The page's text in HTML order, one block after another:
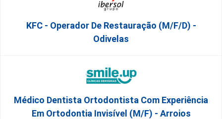
KFC - Operador De Restauração (m/f/d) -
Odivelas
Médico Dentista Ortodontista Com Experiência
Em Ortodontia Invisível (M/F) - Arroios